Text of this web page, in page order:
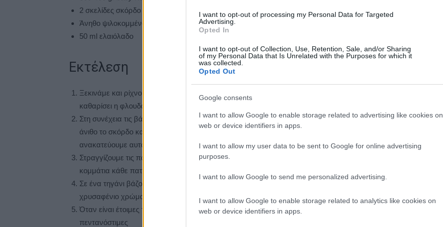
I want to opt-out of processing my Personal Data for Targeted
Advertising.
Opted In
I want to opt-out of Collection, Use, Retention, Sale, and/or Sharing
of my Personal Data that Is Unrelated with the Purposes for which it
was collected.
Opted Out
Google consents
I want to allow Google to enable storage related to advertising like cookies on
web or device identifiers in apps.
I want to allow my user data to be sent to Google for online advertising
purposes.
I want to allow Google to send me personalized advertising.
I want to allow Google to enable storage related to analytics like cookies on
web or device identifiers in apps.
2 σκελίδες σκόρδο
Άνηθο ψιλοκομμένο
50 ml ελαιόλαδο
Εκτέλεση
Ξεκινάμε και ρίχνουμε τις πατάτες μαζί με τη φλούδα μέσα σε ένα μπολ με νερό και τις τρίβουμε να
καθαρίσει η φλουδα καλά.
Στη συνέχεια τις βάζουμε σε ένα κατσαρολάκι να βράσουν και εμείς συνεχίζουμε και ψιλοκόβουμε τον
άνιθο το σκόρδο και τα ρίχνουμε μέσα σε ένα Γουδί βάζουμε και λίγο λάδι και ξεκινάμε να το
ανακατεύουμε αυτό το μείγμα και να το στουμπαμε λίγο.
Στραγγίζουμε τις πατάτες οταν είναι έτοιμες αφήνουμε λίγο να κρυώσουν και τις κόβουμε σε 2-3
κομμάτια κάθε πατάτα
Σε ένα τηγάνι βάζουμε λίγο λάδι και ξεκινάμε να τηγανίζουμε τις πατάτες έως ότου πάρουν ένα
χρυσαφένιο χρώμα πάντα μαζί με τη φλούδα
Όταν είναι έτοιμες τις βάζουμε σε ένα πιάτο και τις περιχύνουμε με το μείγμα σκόρδου είναι
πεντανόστιμες